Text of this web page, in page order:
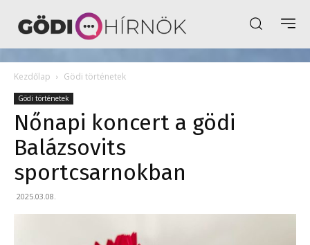
Kezdőlap Gödi történetek
Gödi történetek
Nőnapi koncert a gödi
Balázsovits
sportcsarnokban
2025.03.08.